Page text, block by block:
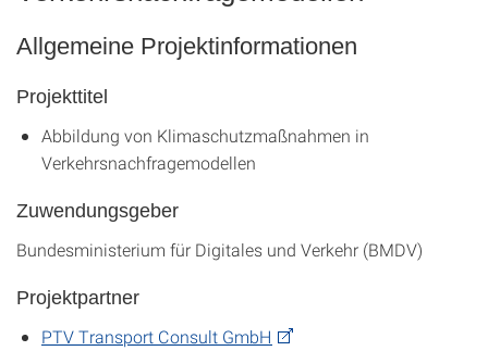
Allgemeine Projektinformationen
Projekttitel
Abbildung von Klimaschutzmaßnahmen in
Verkehrsnachfragemodellen
Zuwendungsgeber
Bundesministerium für Digitales und Verkehr (BMDV)
Projektpartner
PTV Transport Consult GmbH